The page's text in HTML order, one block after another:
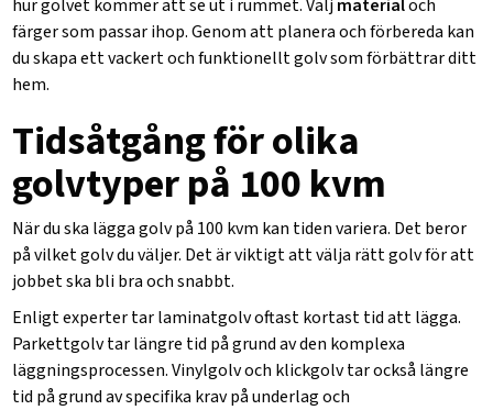
hur golvet kommer att se ut i rummet. Väljmaterialoch
färger som passar ihop. Genom att planera och förbereda kan
du skapa ett vackert och funktionellt golv som förbättrar ditt
hem.
Tidsåtgång för olika
golvtyper på 100 kvm
När du ska lägga golv på 100 kvm kan tiden variera. Det beror
på vilket golv du väljer. Det är viktigt att välja rätt golv för att
jobbet ska bli bra och snabbt.
Enligt experter tarlaminatgolvoftast kortast tid att lägga.
Parkettgolvtar längre tid på grund av den komplexa
läggningsprocessen.Vinylgolvoch klickgolvtar också längre
tid på grund av specifika krav på underlag och